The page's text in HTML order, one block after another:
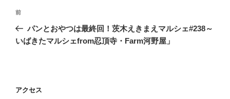
投
ナ
シ
前
の
投
前
パンとおやつは最終回！茨木えきまえマルシェ#238～
いばきたマルシェfrom忍頂寺・Farm河野屋」
アクセス